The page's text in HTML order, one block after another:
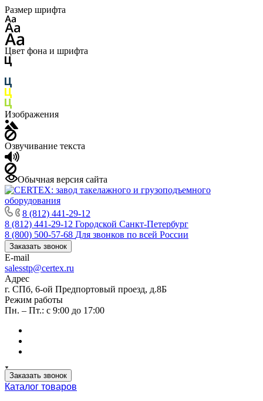
Размер шрифта
Цвет фона и шрифта
Изображения
Озвучивание текста
Обычная версия сайта
8 (812) 441-29-12
8 (812) 441-29-12 Городской Санкт-Петербург
8 (800) 500-57-68 Для звонков по всей России
Заказать звонок
E-mail
salesstp@certex.ru
Адрес
г. СПб, 6-ой Предпортовый проезд, д.8Б
Режим работы
Пн. – Пт.: с 9:00 до 17:00
Заказать звонок
Каталог товаров